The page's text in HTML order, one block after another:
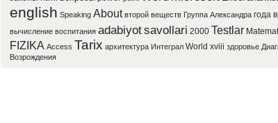
english Speaking About второй веществ Группа Александра года
вычисление воспитания adabiyotsavollari 2000 Testlar
FIZIKA Access Tarix архитектура Интеграл World xviii здоровье
Возрождения